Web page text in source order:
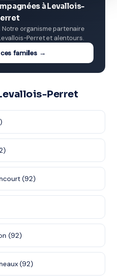
à Levallois-
Notre organisme partenaire
Perret et alentours.
familles →
Perret
(92)
(92)
(92)